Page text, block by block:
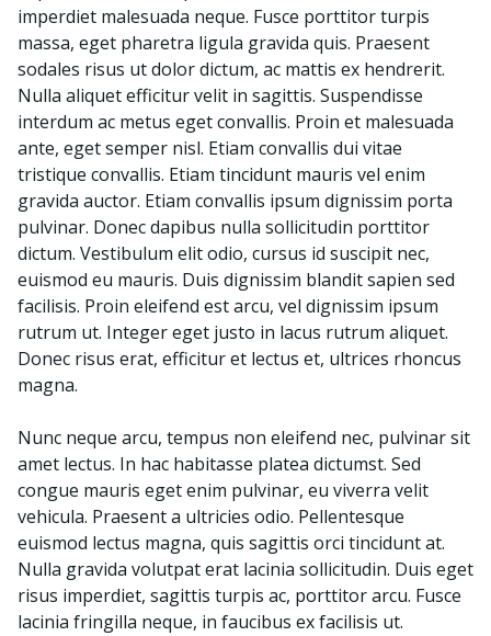
imperdiet malesuada neque. Fusce porttitor turpis
massa, eget pharetra ligula gravida quis. Praesent
sodales risus ut dolor dictum, ac mattis ex hendrerit.
Nulla aliquet efficitur velit in sagittis. Suspendisse
interdum ac metus eget convallis. Proin et malesuada
ante, eget semper nisl. Etiam convallis dui vitae
tristique convallis. Etiam tincidunt mauris vel enim
gravida auctor. Etiam convallis ipsum dignissim porta
pulvinar. Donec dapibus nulla sollicitudin porttitor
dictum. Vestibulum elit odio, cursus id suscipit nec,
euismod eu mauris. Duis dignissim blandit sapien sed
facilisis. Proin eleifend est arcu, vel dignissim ipsum
rutrum ut. Integer eget justo in lacus rutrum aliquet.
Donec risus erat, efficitur et lectus et, ultrices rhoncus
magna.
Nunc neque arcu, tempus non eleifend nec, pulvinar sit
amet lectus. In hac habitasse platea dictumst. Sed
congue mauris eget enim pulvinar, eu viverra velit
vehicula. Praesent a ultricies odio. Pellentesque
euismod lectus magna, quis sagittis orci tincidunt at.
Nulla gravida volutpat erat lacinia sollicitudin. Duis eget
risus imperdiet, sagittis turpis ac, porttitor arcu. Fusce
lacinia fringilla neque, in faucibus ex facilisis ut.